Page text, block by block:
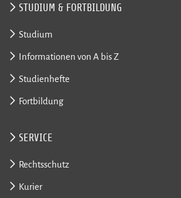
STUDIUM & FORTBILDUNG
Studium
Informationen von A bis Z
Studienhefte
Fortbildung
SERVICE
Rechtsschutz
Kurier